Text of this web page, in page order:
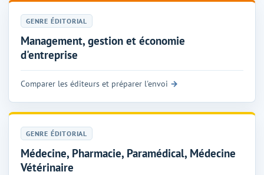
GENRE ÉDITORIAL
Management, gestion et économie
d'entreprise
Comparer les éditeurs et préparer l'envoi
GENRE ÉDITORIAL
Médecine, Pharmacie, Paramédical, Médecine
Vétérinaire